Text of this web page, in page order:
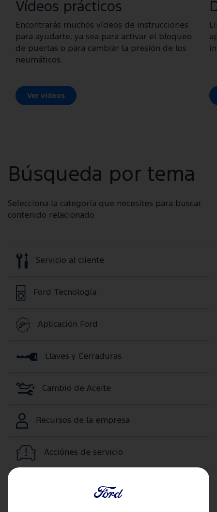
Vídeos prácticos
Encontrarás muchos vídeos de instrucciones
para ayudarte, ya sea para activar el bloqueo
de puertas o para cambiar la presión de los
neumáticos.
Ver vídeos
Búsqueda por tema
Selecciona la categoría que necesites para buscar
contenido relacionado
Servicio al cliente
Ford Tecnología
Aplicación Ford
Llaves y Cerraduras
Cambio de Aceite
Recursos de la empresa
Acciónes de servicio